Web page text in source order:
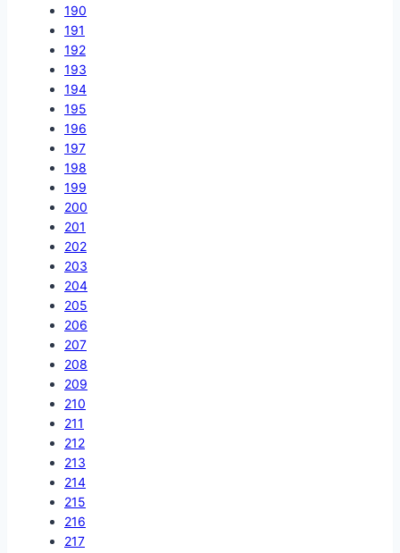
190
191
192
193
194
195
196
197
198
199
200
201
202
203
204
205
206
207
208
209
210
211
212
213
214
215
216
217